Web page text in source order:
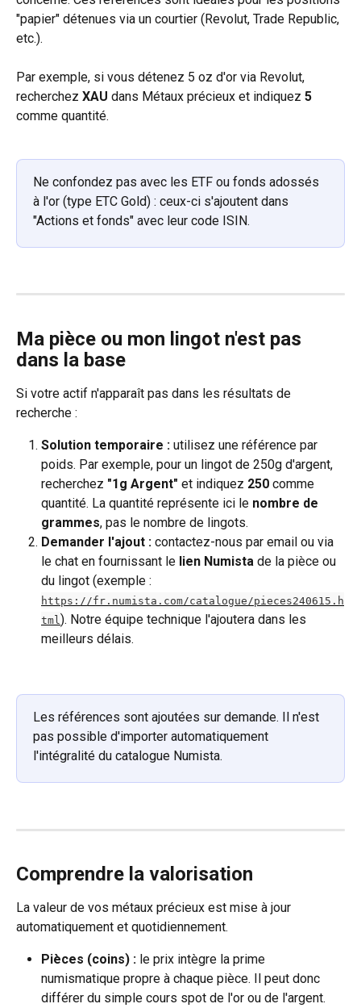
"papier" détenues via un courtier (Revolut, Trade Republic,
etc.).
Par exemple, si vous détenez 5 oz d'or via Revolut,
recherchez XAU dans Métaux précieux et indiquez 5
comme quantité.
Ne confondez pas avec les ETF ou fonds adossés
à l'or (type ETC Gold) : ceux-ci s'ajoutent dans
"Actions et fonds" avec leur code ISIN.
Ma pièce ou mon lingot n'est pas
dans la base
Si votre actif n'apparaît pas dans les résultats de
recherche :
Solution temporaire : utilisez une référence par
poids. Par exemple, pour un lingot de 250g d'argent,
recherchez "1g Argent" et indiquez 250 comme
quantité. La quantité représente ici le nombre de
grammes, pas le nombre de lingots.
Demander l'ajout : contactez-nous par email ou via
le chat en fournissant le lien Numista de la pièce ou
du lingot (exemple :
https://fr.numista.com/catalogue/pieces240615.h
tml ). Notre équipe technique l'ajoutera dans les
meilleurs délais.
Les références sont ajoutées sur demande. Il n'est
pas possible d'importer automatiquement
l'intégralité du catalogue Numista.
Comprendre la valorisation
La valeur de vos métaux précieux est mise à jour
automatiquement et quotidiennement.
Pièces (coins) : le prix intègre la prime
numismatique propre à chaque pièce. Il peut donc
différer du simple cours spot de l'or ou de l'argent.